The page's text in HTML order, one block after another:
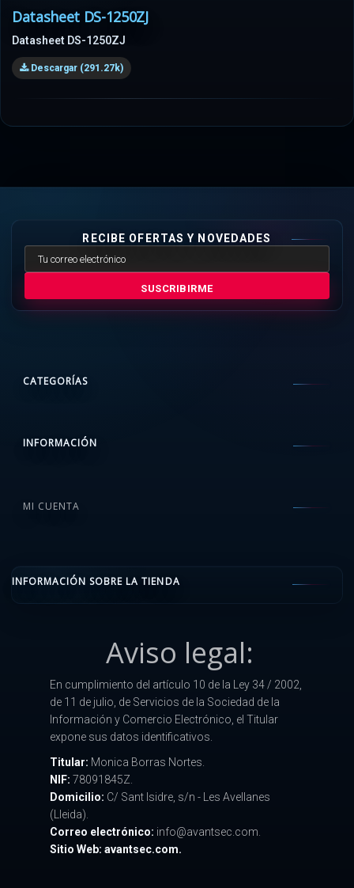
Datasheet DS-1250ZJ
Datasheet DS-1250ZJ
Descargar (291.27k)
RECIBE OFERTAS Y NOVEDADES
SUSCRIBIRME
CATEGORÍAS
INFORMACIÓN
MI CUENTA
INFORMACIÓN SOBRE LA TIENDA
Aviso legal:
En cumplimiento del artículo 10 de la Ley 34 / 2002,
de 11 de julio, de Servicios de la Sociedad de la
Información y Comercio Electrónico, el Titular
expone sus datos identificativos.
Titular: Monica Borras Nortes.
NIF: 78091845Z.
Domicilio: C/ Sant Isidre, s/n - Les Avellanes
(Lleida).
Correo electrónico: info@avantsec.com.
Sitio Web: avantsec.com.